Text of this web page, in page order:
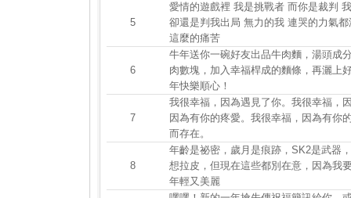
5
愛情的遊戲裡 我是挑戰者 而你是裁判
卻還是判我出局 無力的我 連哭的力氣
這麼的痛苦
6
牛年送你一碗好友出品牛肉麵，湯頭成
肉數塊，加入幸福桿成的麵條，再灑上
年快樂順心！
7
我很幸福，因為遇見了你。我很幸福，
因為有你的疼愛。我很幸福，因為有你
而存在。
8
年齡是祕密，歲月是痕跡，SK2是武器
想拉皮，但現在這些都別在意，因為我
年輕又美麗